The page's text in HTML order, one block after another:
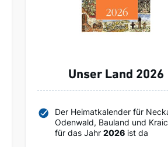
Unser Land 2026
Der Heimatkalender für
Odenwald, Bauland und
für das Jahr2026 ist da